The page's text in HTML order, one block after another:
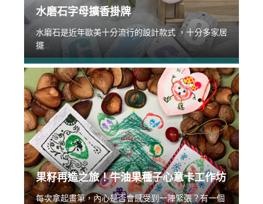
水磨石字母擴香掛牌
水磨石是近年歐美十分流行的設計款式 ，十分多家居
擺...
果籽再造之旅！牛油果種子心意卡工作坊
每次拿起畫筆，內心是否會感受到一陣緊張？有一個